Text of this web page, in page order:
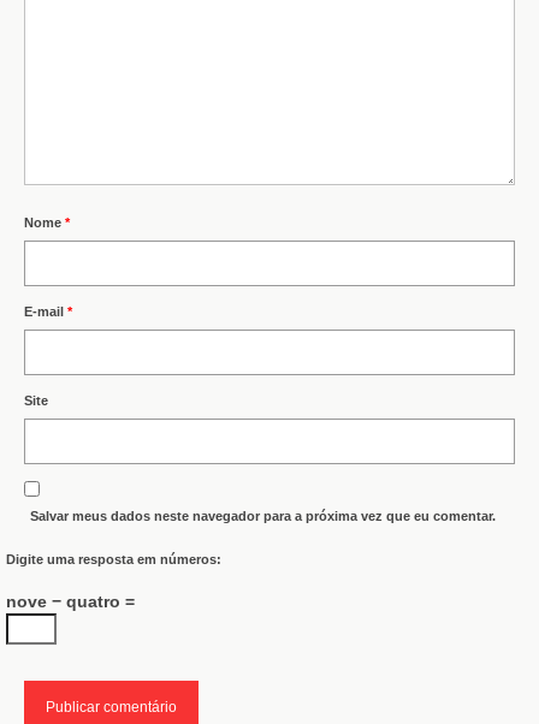
Nome *
E-mail *
Site
Salvar meus dados neste navegador para a próxima vez que eu comentar.
Digite uma resposta em números:
nove − quatro =